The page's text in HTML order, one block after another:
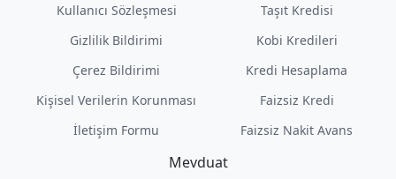
Kullanıcı Sözleşmesi
Gizlilik Bildirimi
Çerez Bildirimi
Kişisel Verilerin Korunması
İletişim Formu
Taşıt Kredisi
Kobi Kredileri
Kredi Hesaplama
Faizsiz Kredi
Faizsiz Nakit Avans
Mevduat